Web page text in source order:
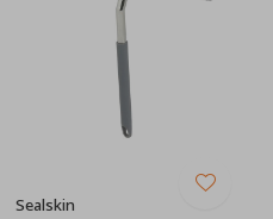
Sealskin